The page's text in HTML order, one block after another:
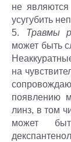
не
усугубить
5. Травмы
может быть
на
появлению
линз, в том
может